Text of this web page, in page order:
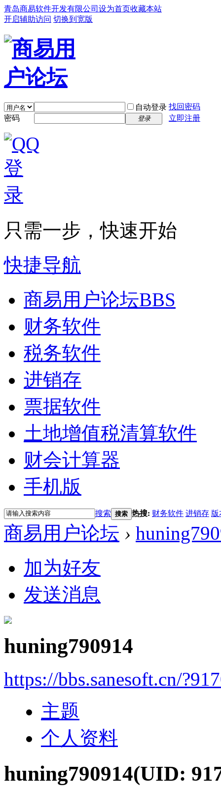
青岛商易软件开发有限公司 设为首页收藏本站
开启辅助访问 切换到宽版
自动登录 找回密码
密码
登录 立即注册
只需一步，快速开始
快捷导航
商易用户论坛BBS
财务软件
税务软件
进销存
票据软件
土地增值税清算软件
财会计算器
手机版
搜索 搜索 热搜: 财务软件 进销存 版
商易用户论坛 ›
加为好友
发送消息
huning790914
https://bbs.sanesoft.cn/
主题
个人资料
huning790914(UID: